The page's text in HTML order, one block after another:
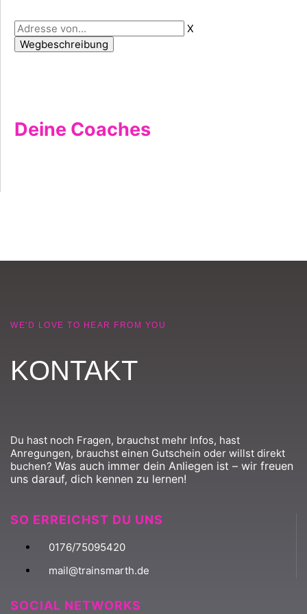
X
Deine Coaches
WE'D LOVE TO HEAR FROM YOU
KONTAKT
Du hast noch Fragen, brauchst mehr Infos, hast
Anregungen, brauchst einen Gutschein oder willst direkt
buchen? Was auch immer dein Anliegen ist – wir freuen
uns darauf, dich kennen zu lernen!
SO ERREICHST DU UNS
0176/75095420
mail@trainsmarth.de
SOCIAL NETWORKS